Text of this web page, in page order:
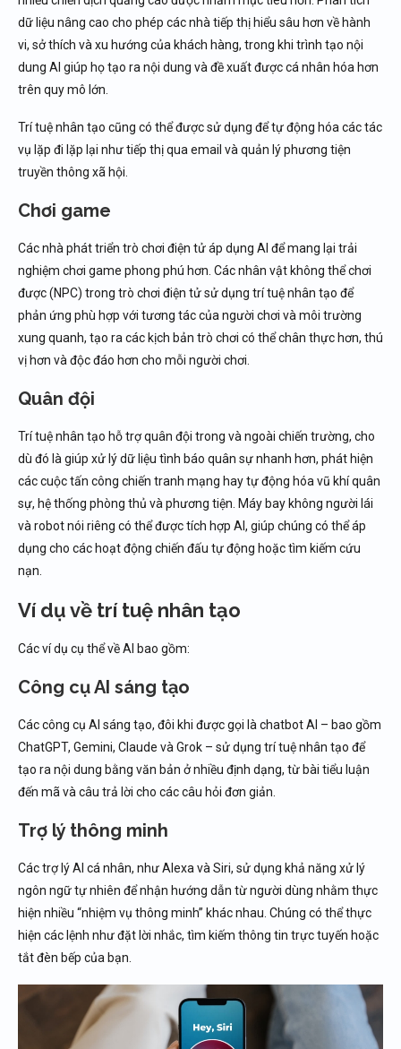
dữ liệu nâng cao cho phép các nhà tiếp thị hiểu sâu hơn về hành
vi, sở thích và xu hướng của khách hàng, trong khi trình tạo nội
dung AI giúp họ tạo ra nội dung và đề xuất được cá nhân hóa hơn
trên quy mô lớn.
Trí tuệ nhân tạo cũng có thể được sử dụng để tự động hóa các tác
vụ lặp đi lặp lại như tiếp thị qua email và quản lý phương tiện
truyền thông xã hội.
Chơi game
Các nhà phát triển trò chơi điện tử áp dụng AI để mang lại trải
nghiệm chơi game phong phú hơn. Các nhân vật không thể chơi
được (NPC) trong trò chơi điện tử sử dụng trí tuệ nhân tạo để
phản ứng phù hợp với tương tác của người chơi và môi trường
xung quanh, tạo ra các kịch bản trò chơi có thể chân thực hơn, thú
vị hơn và độc đáo hơn cho mỗi người chơi.
Quân đội
Trí tuệ nhân tạo hỗ trợ quân đội trong và ngoài chiến trường, cho
dù đó là giúp xử lý dữ liệu tình báo quân sự nhanh hơn, phát hiện
các cuộc tấn công chiến tranh mạng hay tự động hóa vũ khí quân
sự, hệ thống phòng thủ và phương tiện. Máy bay không người lái
và robot nói riêng có thể được tích hợp AI, giúp chúng có thể áp
dụng cho các hoạt động chiến đấu tự động hoặc tìm kiếm cứu
nạn.
Ví dụ về trí tuệ nhân tạo
Các ví dụ cụ thể về AI bao gồm:
Công cụ AI sáng tạo
Các công cụ AI sáng tạo, đôi khi được gọi là chatbot AI – bao gồm
ChatGPT, Gemini, Claude và Grok – sử dụng trí tuệ nhân tạo để
tạo ra nội dung bằng văn bản ở nhiều định dạng, từ bài tiểu luận
đến mã và câu trả lời cho các câu hỏi đơn giản.
Trợ lý thông minh
Các trợ lý AI cá nhân, như Alexa và Siri, sử dụng khả năng xử lý
ngôn ngữ tự nhiên để nhận hướng dẫn từ người dùng nhằm thực
hiện nhiều “nhiệm vụ thông minh” khác nhau. Chúng có thể thực
hiện các lệnh như đặt lời nhắc, tìm kiếm thông tin trực tuyến hoặc
tắt đèn bếp của bạn.